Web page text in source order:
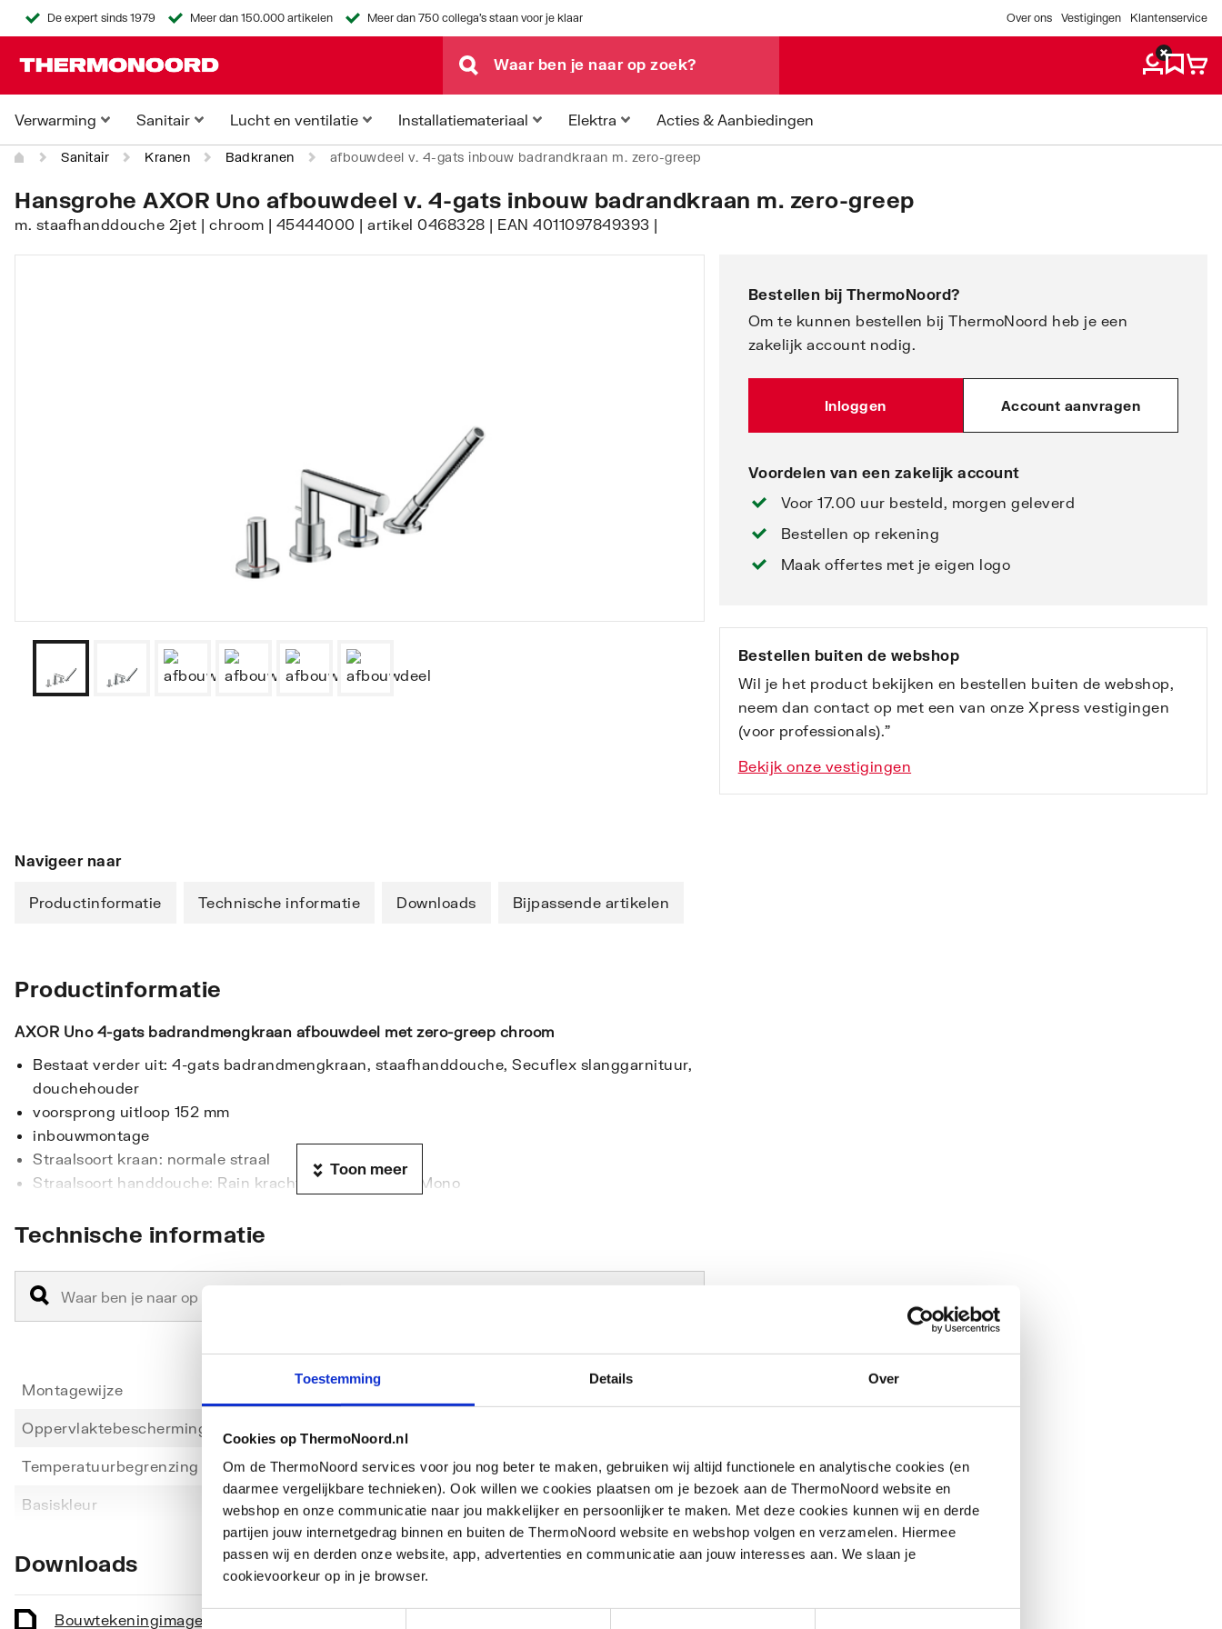
Toestemming Details Over
Cookies op ThermoNoord.nl
Om de ThermoNoord services voor jou nog beter te maken, gebruiken wij altijd functionele en analytische cookies (en
daarmee vergelijkbare technieken). Ook willen we cookies plaatsen om je bezoek aan de ThermoNoord website en
webshop en onze communicatie naar jou makkelijker en persoonlijker te maken. Met deze cookies kunnen wij en derde
partijen jouw internetgedrag binnen en buiten de ThermoNoord website en webshop volgen en verzamelen. Hiermee
passen wij en derden onze website, app, advertenties en communicatie aan jouw interesses aan. We slaan je
cookievoorkeur op in je browser.
Toestemmingsselectie
De expert sinds 1979 Meer dan 150.000 artikelen Meer dan 750 collega's staan voor je klaar Over ons Vestigingen Klantenservice
Verwarming Sanitair Lucht en ventilatie Installatiemateriaal Elektra Acties & Aanbiedingen
Sanitair Kranen Badkranen afbouwdeel v. 4-gats inbouw badrandkraan m. zero-greep
Hansgrohe AXOR Uno afbouwdeel v. 4-gats inbouw badrandkraan m. zero-greep
m. staafhanddouche 2jet | chroom | 45444000 | artikel 0468328 | EAN 4011097849393 |
Bestellen bij ThermoNoord?
Om te kunnen bestellen bij ThermoNoord heb je een
zakelijk account nodig.
Inloggen Account aanvragen
Voordelen van een zakelijk account
Voor 17.00 uur besteld, morgen geleverd
Bestellen op rekening
Maak offertes met je eigen logo
Bestellen buiten de webshop
Wil je het product bekijken en bestellen buiten de webshop,
neem dan contact op met een van onze Xpress vestigingen
(voor professionals).”
Bekijk onze vestigingen
Navigeer naar
Productinformatie Technische informatie Downloads Bijpassende artikelen
Productinformatie
AXOR Uno 4-gats badrandmengkraan afbouwdeel met zero-greep chroom
Bestaat verder uit: 4-gats badrandmengkraan, staafhanddouche, Secuflex slanggarnituur,
douchehouder
voorsprong uitloop 152 mm
inbouwmontage
Straalsoort kraan: normale straal
Straalsoort handdouche: Rain krachtige regenstraal, Mono
max. waterdoorstroom bij 3 bar: 22 l/min
Toon meer
Technische informatie
Montagewijze Badrand / tegelrand
Oppervlaktebescherming
Temperatuurbegrenzing Ja
Basiskleur Chroom
Max. tapcapaciteit (bij 300 kPa) 22
Voorbereid voor temperatuurbegrenzing Nee
KIWA-keur
Toon meer
Downloads
Bouwtekeningimage/png